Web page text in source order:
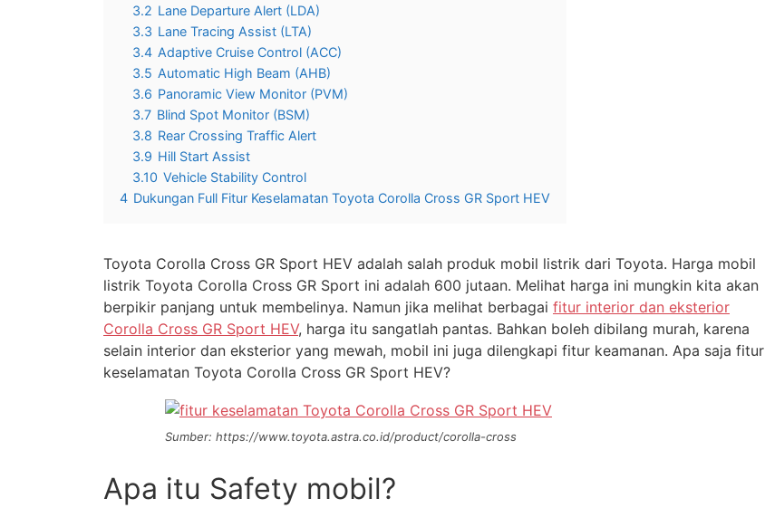
3.2 Lane Departure Alert (LDA)
3.3 Lane Tracing Assist (LTA)
3.4 Adaptive Cruise Control (ACC)
3.5 Automatic High Beam (AHB)
3.6 Panoramic View Monitor (PVM)
3.7 Blind Spot Monitor (BSM)
3.8 Rear Crossing Traffic Alert
3.9 Hill Start Assist
3.10 Vehicle Stability Control
4 Dukungan Full Fitur Keselamatan Toyota Corolla Cross GR Sport HEV
Toyota Corolla Cross GR Sport HEV adalah salah produk mobil listrik dari Toyota. Harga mobil
listrik Toyota Corolla Cross GR Sport ini adalah 600 jutaan. Melihat harga ini mungkin kita akan
berpikir panjang untuk membelinya. Namun jika melihat berbagai fitur interior dan eksterior
Corolla Cross GR Sport HEV, harga itu sangatlah pantas. Bahkan boleh dibilang murah, karena
selain interior dan eksterior yang mewah, mobil ini juga dilengkapi fitur keamanan. Apa saja fitur
keselamatan Toyota Corolla Cross GR Sport HEV?
Sumber: https://www.toyota.astra.co.id/product/corolla-cross
Apa itu Safety mobil?